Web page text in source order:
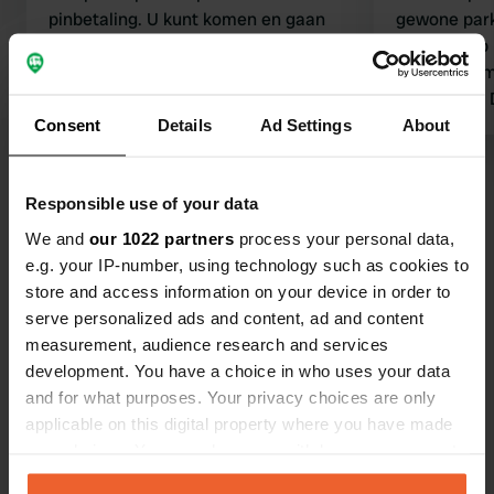
Consent Details Ad Settings About
Responsible use of your data
We and our 1022 partners process your personal data,
e.g. your IP-number, using technology such as cookies to
store and access information on your device in order to
serve personalized ads and content, ad and content
measurement, audience research and services
development. You have a choice in who uses your data
and for what purposes. Your privacy choices are only
applicable on this digital property where you have made
any time from the Cookie Declaration or by clicking on
pinbetaling. U kunt komen en gaan
per 24 uur. Elektriciteit kost €1 voor 4
uur. Zoals reeds vermeld: uitstekende
tram of bus vanaf dezelfde halte.
Vertaald door GoogleOrigineel tonen
gewone
tevoren.
vd slagboom staan
minuten
kathedraal
Bekijk alle 55 reviews
Ben jij hier geweest?
Contact